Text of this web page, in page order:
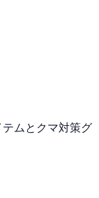
ムとクマ対策グ